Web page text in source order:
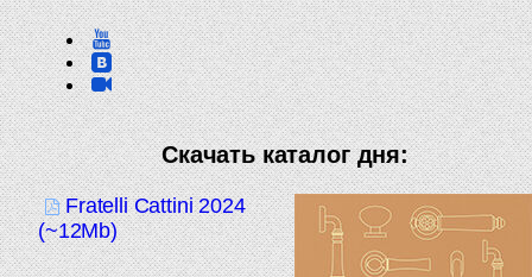
Скачать каталог дня:
Fratelli Cattini 2024
(~12Mb)